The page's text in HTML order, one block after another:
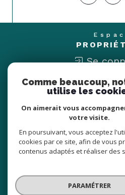
Se
© 2026 | TOUS DROITS RÉSERVÉS |
PLAN DU SITE
POLITIQUE RGPD
Comme beaucoup,
utilise les
On aimerait vous
votre visite.
En poursuivant, vous acceptez
cookies par ce site, afin de vous
contenus adaptés et réaliser des
PARAMÉTRER